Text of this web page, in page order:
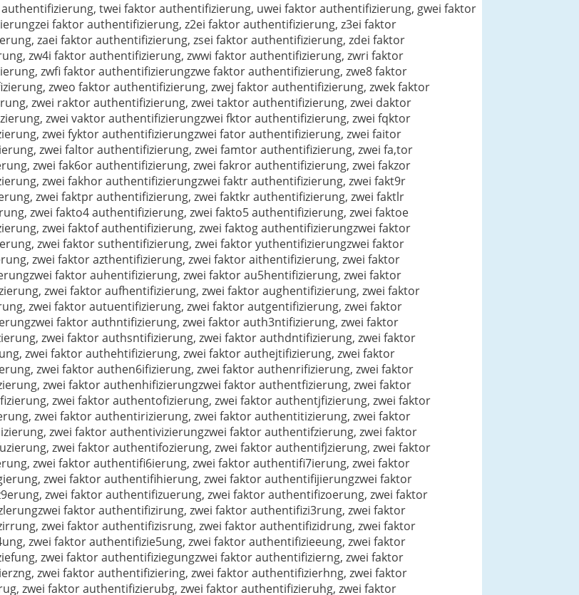
twei faktor authentifizierung, uwei faktor authentifizierung, gwei faktor
faktor authentifizierung, z2ei faktor authentifizierung, z3ei faktor
zaei faktor authentifizierung, zsei faktor authentifizierung, zdei faktor
zw4i faktor authentifizierung, zwwi faktor authentifizierung, zwri faktor
zwfi faktor authentifizierungzwe faktor authentifizierung, zwe8 faktor
zweo faktor authentifizierung, zwej faktor authentifizierung, zwek faktor
zwei raktor authentifizierung, zwei taktor authentifizierung, zwei daktor
zwei vaktor authentifizierungzwei fktor authentifizierung, zwei fqktor
zwei fyktor authentifizierungzwei fator authentifizierung, zwei faitor
zwei faltor authentifizierung, zwei famtor authentifizierung, zwei fa,tor
zwei fak6or authentifizierung, zwei fakror authentifizierung, zwei fakzor
zwei fakhor authentifizierungzwei faktr authentifizierung, zwei fakt9r
zwei faktpr authentifizierung, zwei faktkr authentifizierung, zwei faktlr
zwei fakto4 authentifizierung, zwei fakto5 authentifizierung, zwei faktoe
zwei faktof authentifizierung, zwei faktog authentifizierungzwei faktor
zwei faktor suthentifizierung, zwei faktor yuthentifizierungzwei faktor
zwei faktor azthentifizierung, zwei faktor aithentifizierung, zwei faktor
faktor auhentifizierung, zwei faktor au5hentifizierung, zwei faktor
zwei faktor aufhentifizierung, zwei faktor aughentifizierung, zwei faktor
zwei faktor autuentifizierung, zwei faktor autgentifizierung, zwei faktor
faktor authntifizierung, zwei faktor auth3ntifizierung, zwei faktor
zwei faktor authsntifizierung, zwei faktor authdntifizierung, zwei faktor
zwei faktor authehtifizierung, zwei faktor authejtifizierung, zwei faktor
zwei faktor authen6ifizierung, zwei faktor authenrifizierung, zwei faktor
zwei faktor authenhifizierungzwei faktor authentfizierung, zwei faktor
zwei faktor authentofizierung, zwei faktor authentjfizierung, zwei faktor
zwei faktor authentirizierung, zwei faktor authentitizierung, zwei faktor
zwei faktor authentivizierungzwei faktor authentifzierung, zwei faktor
zwei faktor authentifozierung, zwei faktor authentifjzierung, zwei faktor
zwei faktor authentifi6ierung, zwei faktor authentifi7ierung, zwei faktor
zwei faktor authentifihierung, zwei faktor authentifijierungzwei faktor
zwei faktor authentifizuerung, zwei faktor authentifizoerung, zwei faktor
faktor authentifizirung, zwei faktor authentifizi3rung, zwei faktor
zwei faktor authentifizisrung, zwei faktor authentifizidrung, zwei faktor
zwei faktor authentifizie5ung, zwei faktor authentifizieeung, zwei faktor
zwei faktor authentifiziegungzwei faktor authentifizierng, zwei faktor
zwei faktor authentifiziering, zwei faktor authentifizierhng, zwei faktor
zwei faktor authentifizierubg, zwei faktor authentifizieruhg, zwei faktor